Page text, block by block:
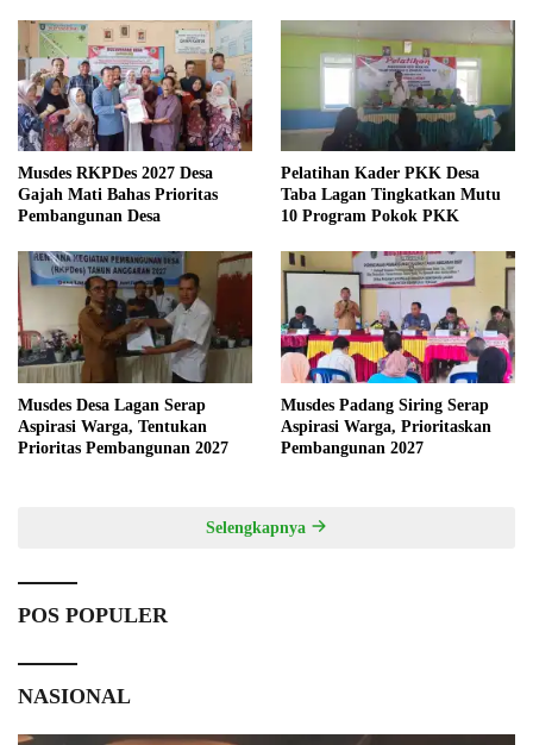
Musdes RKPDes 2027 Desa
Gajah Mati Bahas Prioritas
Pembangunan Desa
Pelatihan Kader PKK Desa
Taba Lagan Tingkatkan Mutu
10 Program Pokok PKK
Musdes Desa Lagan Serap
Aspirasi Warga, Tentukan
Prioritas Pembangunan 2027
Musdes Padang Siring Serap
Aspirasi Warga, Prioritaskan
Pembangunan 2027
Selengkapnya
POS POPULER
NASIONAL